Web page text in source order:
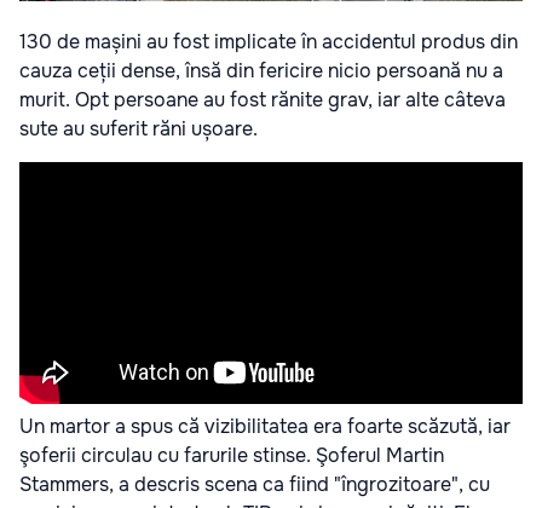
130 de mașini au fost implicate în accidentul produs din
cauza ceții dense, însă din fericire nicio persoană nu a
murit. Opt persoane au fost rănite grav, iar alte câteva
sute au suferit răni ușoare.
Un martor a spus că vizibilitatea era foarte scăzută, iar
şoferii circulau cu farurile stinse. Şoferul Martin
Stammers, a descris scena ca fiind "îngrozitoare", cu